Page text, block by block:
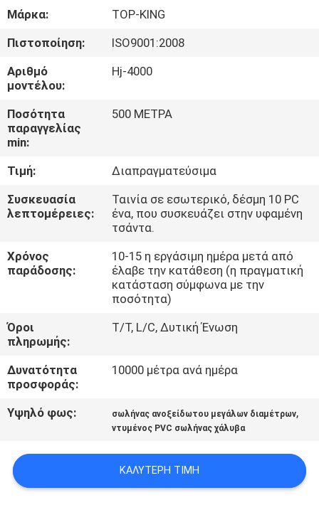
ΕΠΙΣΚΈΨΕΙΣ
ΣΤΟ
ΕΡΓΟΣΤΆΣΙΟ
ΈΛΕΓΧΟΣ
ΠΟΙΌΤΗΤΑΣ
ΕΠΙΚΟΙΝΩΝΉΣΤΕ
ΜΑΖΊ
ΖΗΤΉΣΤΕ
ΠΡΟΣΦΟΡΆ
SITEMAP
ΠΟΛΙΤΙΚΉ
ΑΠΟΡΡΉΤΟΥ
Μάρκα:
TOP-KING
Πιστοποίηση:
ISO9001:2008
Αριθμό
μοντέλου:
Hj-4000
Ποσότητα
παραγγελίας
min:
500 ΜΕΤΡΑ
Τιμή:
Διαπραγματεύσιμα
Συσκευασία
λεπτομέρειες:
Ταινία σε εσωτερικό, δέσμη 10 PC
ένα, που συσκευάζει στην υφαμένη
τσάντα.
Χρόνος
παράδοσης:
10-15 η εργάσιμη ημέρα μετά από
έλαβε την κατάθεση (η πραγματική
κατάσταση σύμφωνα με την
ποσότητα)
Όροι
πληρωμής:
T/T, L/C, Δυτική Ένωση
Δυνατότητα
προσφοράς:
10000 μέτρα ανά ημέρα
Υψηλό φως: σωλήνας ανοξείδωτου μεγάλων διαμέτρων,
ντυμένος PVC σωλήνας χάλυβα
ΚΑΛΎΤΕΡΗ ΤΙΜΉ